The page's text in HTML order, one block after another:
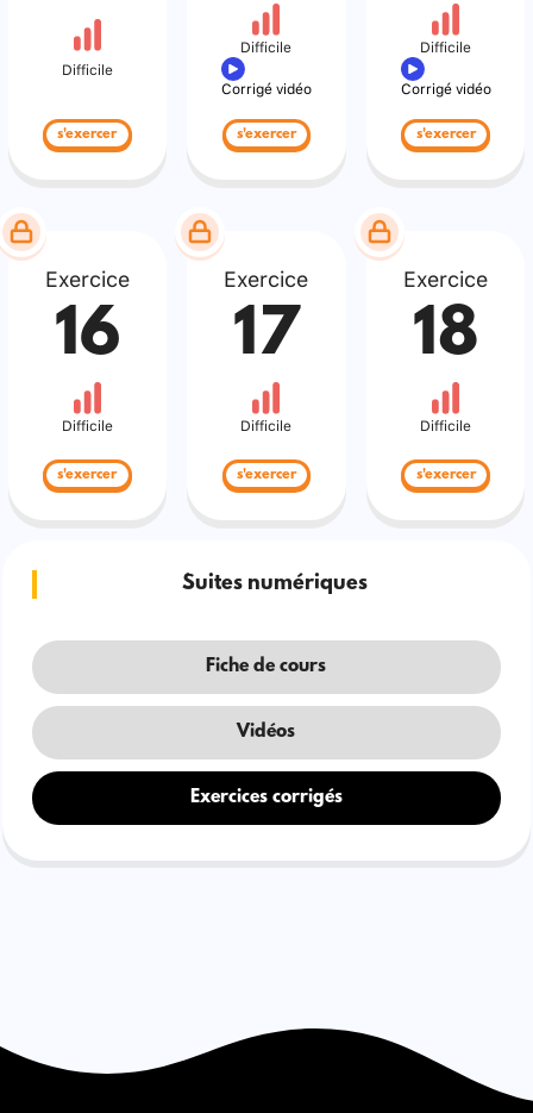
Difficile
s'exercer
Difficile
Corrigé vidéo
s'exercer
Difficile
Corrigé vidéo
s'exercer
Exercice
16
Difficile
s'exercer
Exercice
17
Difficile
s'exercer
Exercice
18
Difficile
s'exercer
Suites numériques
Fiche de cours
Vidéos
Exercices corrigés